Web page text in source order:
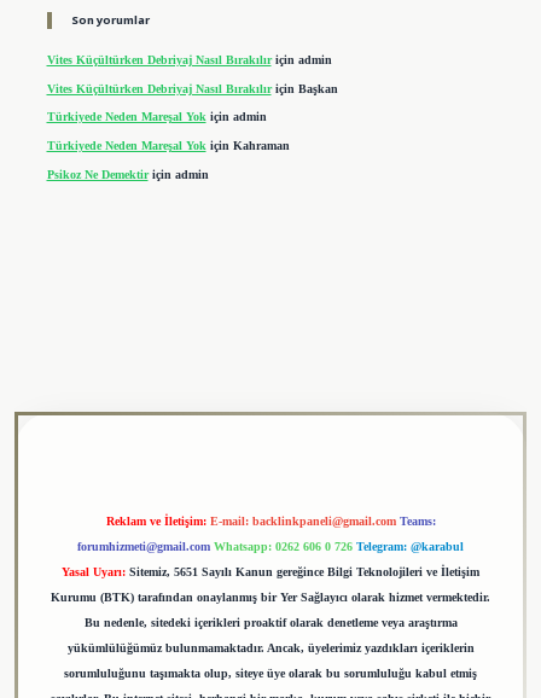
Son yorumlar
Vites Küçültürken Debriyaj Nasıl Bırakılıriçin admin
Vites Küçültürken Debriyaj Nasıl Bırakılıriçin Başkan
Türkiyede Neden Mareşal Yokiçin admin
Türkiyede Neden Mareşal Yok için Kahraman
Psikoz Ne Demektiriçin admin
Reklam ve İletişim: E-mail: backlinkpaneli@gmail.com Teams:
forumhizmeti@gmail.com Whatsapp: 0262 606 0 726 Telegram: @karabul
Yasal Uyarı: Sitemiz, 5651 Sayılı Kanun gereğince Bilgi Teknolojileri ve İletişim
Kurumu (BTK) tarafından onaylanmış bir Yer Sağlayıcı olarak hizmet vermektedir.
Bu nedenle, sitedeki içerikleri proaktif olarak denetleme veya araştırma
yükümlülüğümüz bulunmamaktadır. Ancak, üyelerimiz yazdıkları içeriklerin
sorumluluğunu taşımakta olup, siteye üye olarak bu sorumluluğu kabul etmiş